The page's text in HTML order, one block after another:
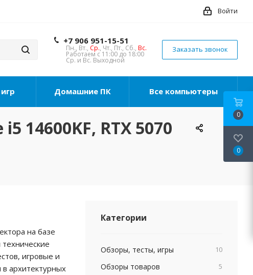
Войти
+7 906 951-15-51
Пн., Вт., Ср., Чт., Пт., Сб., Вс.
Работаем с 11:00 до 18:00
Ср. и Вс. Выходной
Заказать звонок
Домашние ПК Все компьютеры
14600KF, RTX 5070
на базе
игровые и
архитектурных
Категории
Обзоры, тесты, игры 10
Обзоры товаров 5
0
0